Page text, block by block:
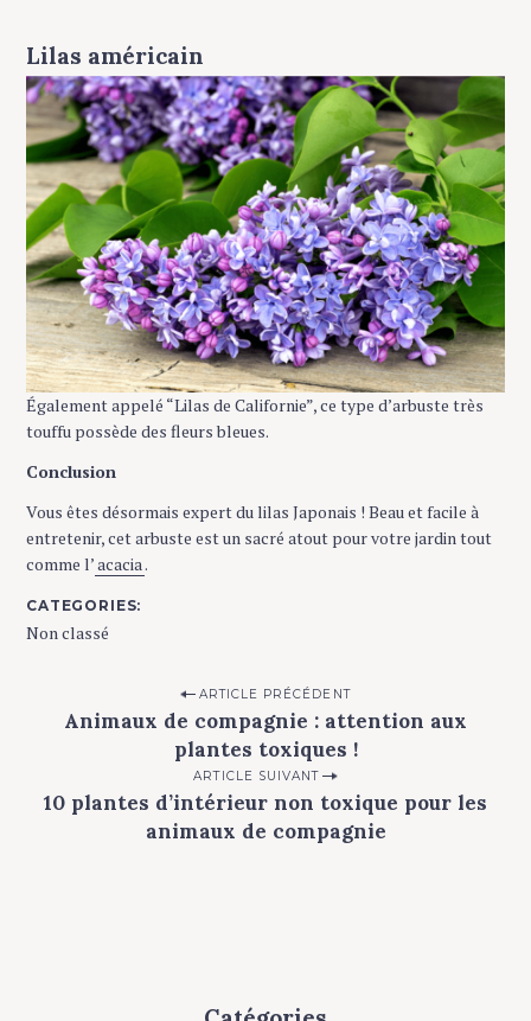
Lilas américain
Également appelé “Lilas de Californie”, ce type d’arbuste très
touffu possède des fleurs bleues.
Conclusion
Vous êtes désormais expert du lilas Japonais ! Beau et facile à
entretenir, cet arbuste est un sacré atout pour votre jardin tout
comme l’acacia.
CATEGORIES
Non classé
ARTICLE PRÉCÉDENT
Animaux de compagnie : attention aux
plantes toxiques !
ARTICLE SUIVANT
10 plantes d’intérieur non toxique pour les
animaux de compagnie